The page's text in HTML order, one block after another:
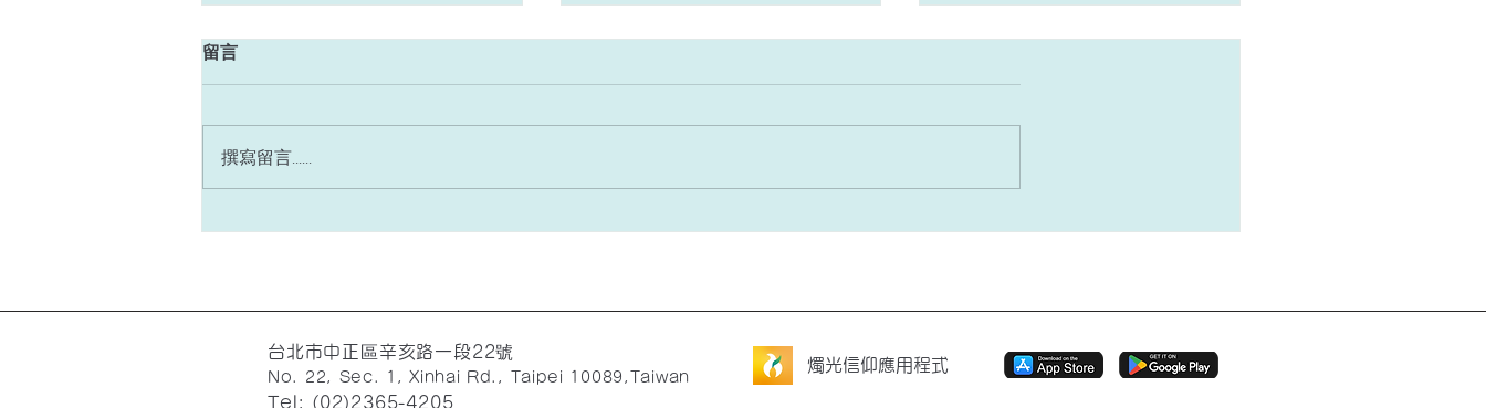
週訊 2026/8/2 常年期 第十
經二：聖保祿宗徒致羅馬人書 八
35, 37-39 福 音：聖瑪竇福音 十四
了信仰知識的學習之外，也在團體
中彼此陪伴與生命分享。報名資訊
週訊 2026/7/26 常年期第十
30 福 音：聖瑪竇福音 十三 44-52
慕服團隊帶領，除了信仰知識的學
習之外，也在團體中彼此陪伴與生
週訊 2026/7/19 常年期 第十
27 福 音：聖瑪竇福音 十三 24-43
領，除了信仰知識的學習之外，也
在團體中彼此陪伴與生命分享。報
留言
撰寫留言......
台北市中正區辛亥路一段22號
No. 22, Sec. 1, Xinhai Rd., Taipei 10089,Taiwan
Tel: (02)2365-4205
燭光信仰應用程式